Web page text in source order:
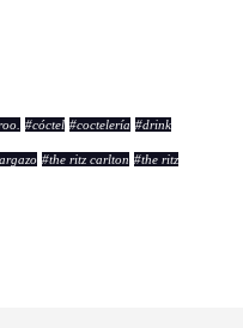
#cóctel #coctelería #drink
#the ritz carlton #the ritz